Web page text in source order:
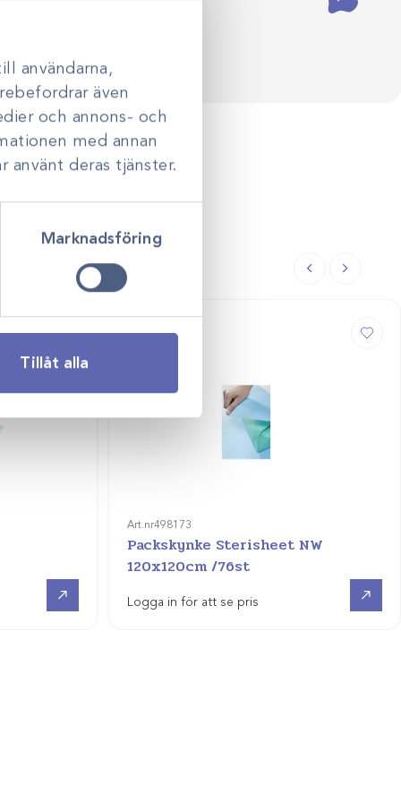
användarna,
även
och annons- och
med annan
deras tjänster.
Marknadsföring
Tillåt alla
Art.nr498173
Packskynke Sterisheet NW
120x120cm /76st
Logga in för att se pris